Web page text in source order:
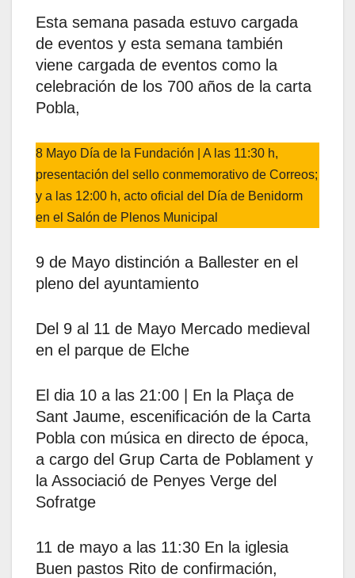
Esta semana pasada estuvo cargada
de eventos y esta semana también
viene cargada de eventos como la
celebración de los 700 años de la carta
Pobla,
8 Mayo Día de la Fundación | A las 11:30 h,
presentación del sello conmemorativo de Correos;
y a las 12:00 h, acto oficial del Día de Benidorm
en el Salón de Plenos Municipal
9 de Mayo distinción a Ballester en el
pleno del ayuntamiento
Del 9 al 11 de Mayo Mercado medieval
en el parque de Elche
El dia 10 a las 21:00 | En la Plaça de
Sant Jaume, escenificación de la Carta
Pobla con música en directo de época,
a cargo del Grup Carta de Poblament y
la Associació de Penyes Verge del
Sofratge
11 de mayo a las 11:30 En la iglesia
Buen pastos Rito de confirmación,